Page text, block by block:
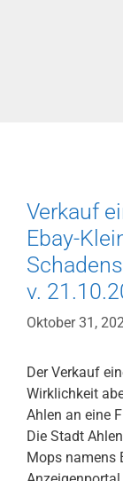
Verkauf
Ebay-
v.
Oktober 31,
Der Verkauf
Wirklichkeit
Ahlen an eine
Die Stadt
Mops namens